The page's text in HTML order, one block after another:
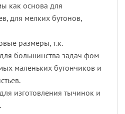
как основа для
для мелких бутонов,
размеры, т.к.
большинства задач фом-
маленьких бутончиков и
изготовления тычинок и